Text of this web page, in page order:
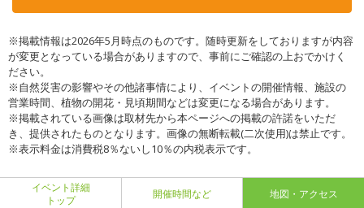
※掲載情報は2026年5月時点のものです。随時更新をしておりますが内容
が変更となっている場合がありますので、事前にご確認の上おでかけく
ださい。
※自然災害の影響やその他諸事情により、イベントの開催情報、施設の
営業時間、植物の開花・見頃期間などは変更になる場合があります。
※掲載されている画像は取材先から本ページへの掲載の許諾をいただ
き、提供されたものとなります。画像の無断転載(二次使用)は禁止です。
※表示料金は消費税8％ないし10％の内税表示です。
イベント詳細
トップ
開催時間など 地図・アクセス